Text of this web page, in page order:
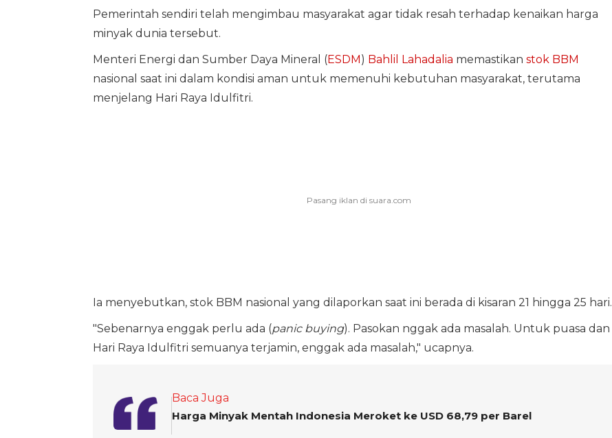
Pemerintah sendiri telah mengimbau masyarakat agar tidak resah terhadap kenaikan harga
minyak dunia tersebut.
Menteri Energi dan Sumber Daya Mineral (ESDM) Bahlil Lahadalia memastikan stok BBM
nasional saat ini dalam kondisi aman untuk memenuhi kebutuhan masyarakat, terutama
menjelang Hari Raya Idulfitri.
Ia menyebutkan, stok BBM nasional yang dilaporkan saat ini berada di kisaran 21 hingga 25 hari.
"Sebenarnya enggak perlu ada (panic buying). Pasokan nggak ada masalah. Untuk puasa dan
Hari Raya Idulfitri semuanya terjamin, enggak ada masalah," ucapnya.
Baca Juga
Harga Minyak Mentah Indonesia Meroket ke USD 68,79 per Barel